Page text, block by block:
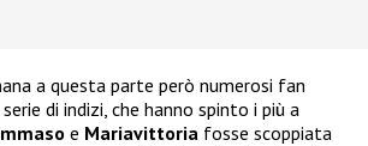
a questa parte però numerosi fan
di indizi, che hanno spinto i più a
e Mariavittoria fosse scoppiata